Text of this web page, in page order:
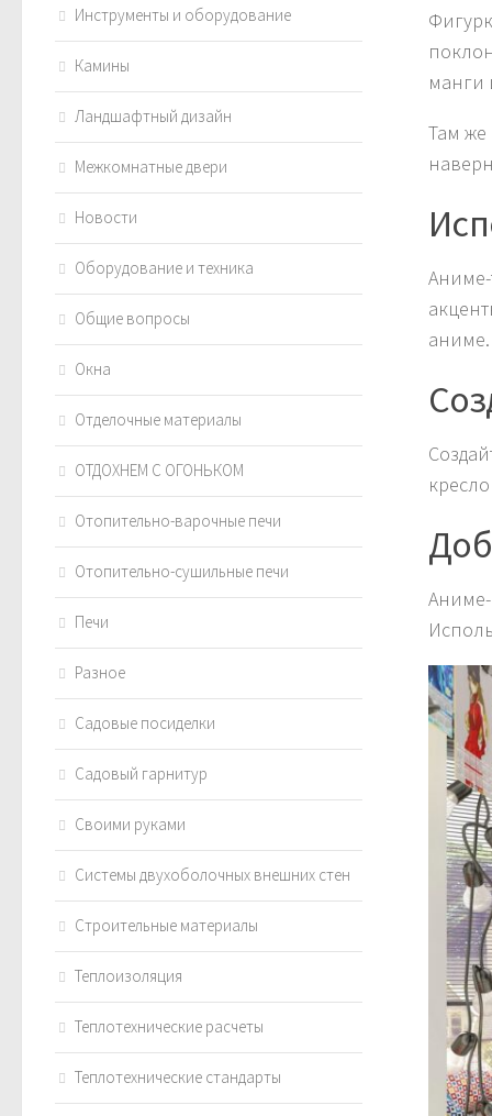
манги
Там
Аниме-
аниме.
Инструменты и оборудование
Камины
Ландшафтный дизайн
Межкомнатные двери
Новости
Оборудование и техника
Общие вопросы
Окна
Отделочные материалы
ОТДОХНЕМ С ОГОНЬКОМ
Отопительно-варочные печи
Отопительно-сушильные печи
Печи
Разное
Садовые посиделки
Садовый гарнитур
Своими руками
Системы двухоболочных внешних стен
Строительные материалы
Теплоизоляция
Теплотехнические расчеты
Теплотехнические стандарты